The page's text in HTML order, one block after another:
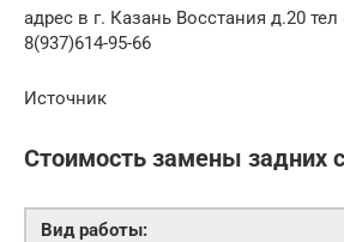
адрес в г. Казань Восстания д.20 тел
8(937)614-95-66
Источник
Стоимость замены задних
Вид работы: